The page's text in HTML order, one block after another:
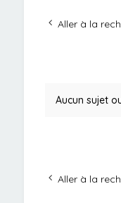
Aller à la
Aucun sujet
Aller à la